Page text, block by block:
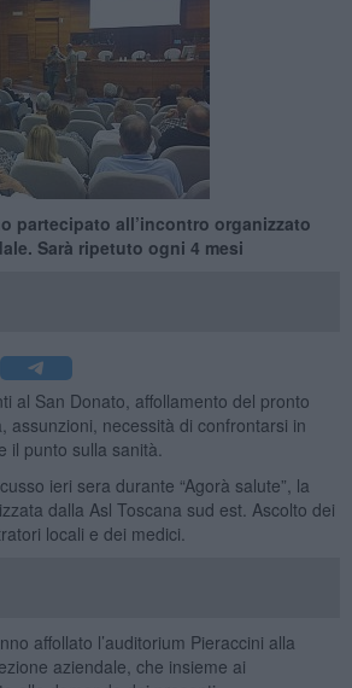
partecipato all’incontro organizzato
Sarà ripetuto ogni 4 mesi
al San Donato, affollamento del pronto
assunzioni, necessità di confrontarsi in
il punto sulla sanità.
ieri sera durante “Agorà salute”, la
dalla Asl Toscana sud est. Ascolto dei
locali e dei medici.
affollato l’auditorium Pieraccini alla
aziendale, che insieme ai